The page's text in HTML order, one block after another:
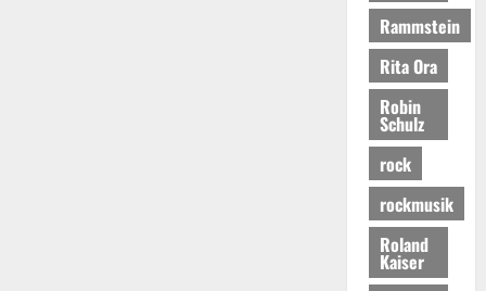
Rammstein
Rita Ora
Robin
Schulz
rock
rockmusik
Roland
Kaiser